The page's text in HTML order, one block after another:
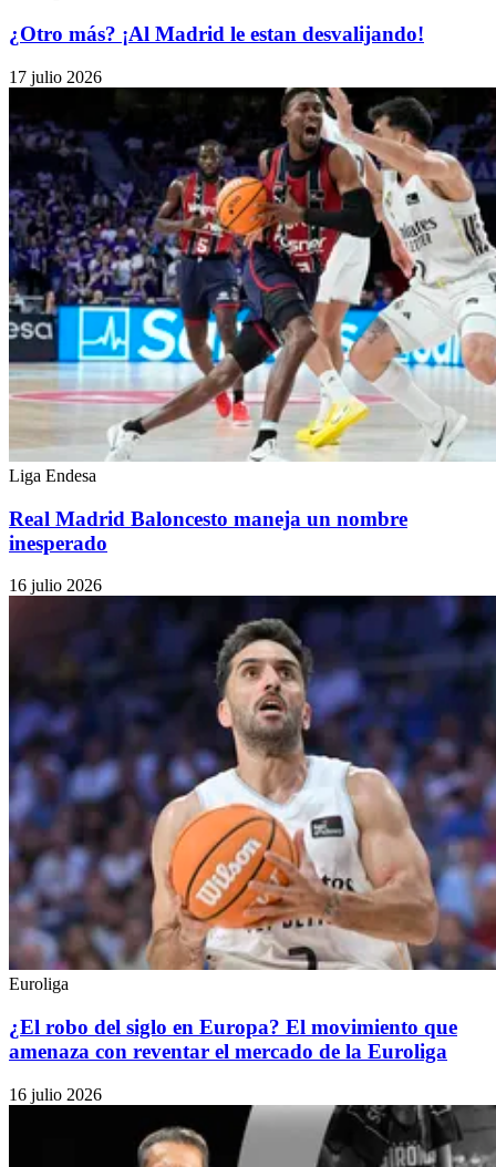
¿Otro más? ¡Al Madrid le estan desvalijando!
17 julio 2026
Liga Endesa
Real Madrid Baloncesto maneja un nombre
inesperado
16 julio 2026
Euroliga
¿El robo del siglo en Europa? El movimiento que
amenaza con reventar el mercado de la Euroliga
16 julio 2026